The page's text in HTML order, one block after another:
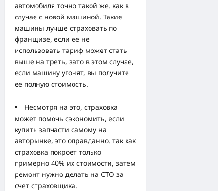
автомобиля точно такой же, как в
случае с новой машиной. Такие
машины лучше страховать по
франщизе, если ее не
использовать тариф может стать
выше на треть, зато в этом случае,
если машину угонят, вы получите
ее полную стоимость.
Несмотря на это, страховка
может помочь сэкономить, если
купить запчасти самому на
авторынке, это оправданно, так как
страховка покроет только
примерно 40% их стоимости, затем
ремонт нужно делать на СТО за
счет страховщика.